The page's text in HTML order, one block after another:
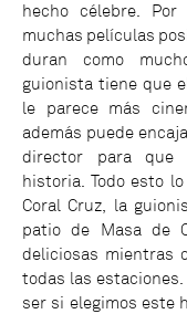
hecho célebre.
muchas películas
duran como
guionista tiene que
le parece más
además puede
director para que
historia. Todo esto
Coral Cruz, la
patio de Masa de
deliciosas mientras
todas las
ser si elegimos este